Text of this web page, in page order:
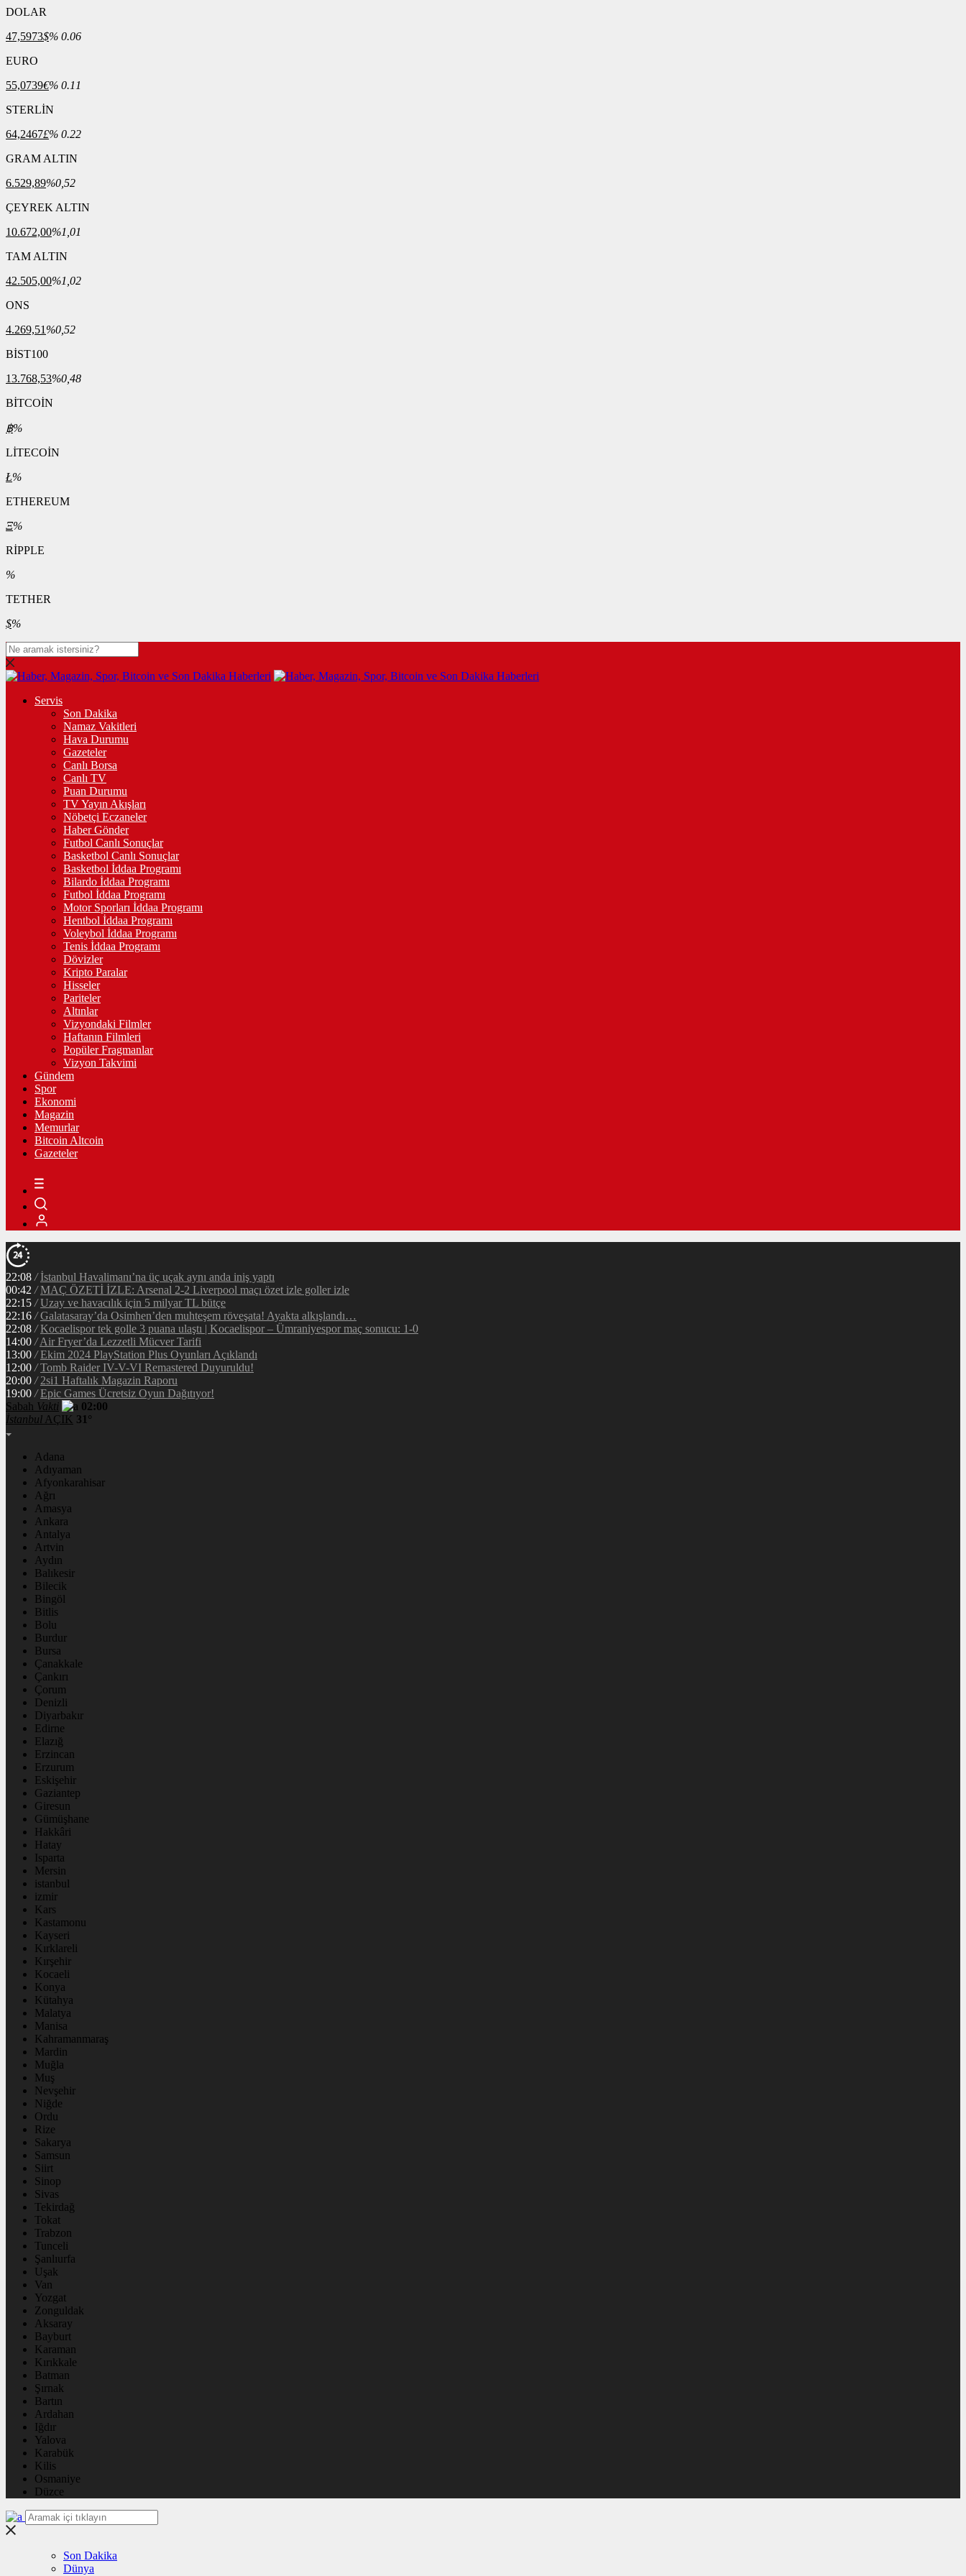
DOLAR
47,5973$% 0.06
EURO
55,0739€% 0.11
STERLİN
64,2467£% 0.22
GRAM ALTIN
6.529,89%0,52
ÇEYREK ALTIN
10.672,00%1,01
TAM ALTIN
42.505,00%1,02
ONS
4.269,51 %0,52
BİST100
13.768,53%0,48
BİTCOİN
฿%
LİTECOİN
Ł%
ETHEREUM
Ξ%
RİPPLE
%
TETHER
$%
Servis
Son Dakika
Namaz Vakitleri
Hava Durumu
Gazeteler
Canlı Borsa
Canlı TV
Puan Durumu
TV Yayın Akışları
Nöbetçi Eczaneler
Haber Gönder
Futbol Canlı Sonuçlar
Basketbol Canlı Sonuçlar
Basketbol İddaa Programı
Bilardo İddaa Programı
Futbol İddaa Programı
Motor Sporları İddaa Programı
Hentbol İddaa Programı
Voleybol İddaa Programı
Tenis İddaa Programı
Dövizler
Kripto Paralar
Hisseler
Pariteler
Altınlar
Vizyondaki Filmler
Haftanın Filmleri
Popüler Fragmanlar
Vizyon Takvimi
Gündem
Spor
Ekonomi
Magazin
Memurlar
Bitcoin Altcoin
Gazeteler
22:08 / İstanbul Havalimanı’na üç uçak aynı anda iniş yaptı
00:42 / MAÇ ÖZETİ İZLE: Arsenal 2-2 Liverpool maçı özet izle goller izle
22:15 / Uzay ve havacılık için 5 milyar TL bütçe
22:16 / Galatasaray’da Osimhen’den muhteşem röveşata! Ayakta alkışlandı…
22:08 / Kocaelispor tek golle 3 puana ulaştı | Kocaelispor – Ümraniyespor maç sonucu: 1-0
14:00 / Air Fryer’da Lezzetli Mücver Tarifi
13:00 / Ekim 2024 PlayStation Plus Oyunları Açıklandı
12:00 / Tomb Raider IV-V-VI Remastered Duyuruldu!
20:00 / 2si1 Haftalık Magazin Raporu
19:00 / Epic Games Ücretsiz Oyun Dağıtıyor!
Sabah Vakti
02:00
İstanbul AÇIK 31°
Adana
Adıyaman
Afyonkarahisar
Ağrı
Amasya
Ankara
Antalya
Artvin
Aydın
Balıkesir
Bilecik
Bingöl
Bitlis
Bolu
Burdur
Bursa
Çanakkale
Çankırı
Çorum
Denizli
Diyarbakır
Edirne
Elazığ
Erzincan
Erzurum
Eskişehir
Gaziantep
Giresun
Gümüşhane
Hakkâri
Hatay
Isparta
Mersin
istanbul
izmir
Kars
Kastamonu
Kayseri
Kırklareli
Kırşehir
Kocaeli
Konya
Kütahya
Malatya
Manisa
Kahramanmaraş
Mardin
Muğla
Muş
Nevşehir
Niğde
Ordu
Rize
Sakarya
Samsun
Siirt
Sinop
Sivas
Tekirdağ
Tokat
Trabzon
Tunceli
Şanlıurfa
Uşak
Van
Yozgat
Zonguldak
Aksaray
Bayburt
Karaman
Kırıkkale
Batman
Şırnak
Bartın
Ardahan
Iğdır
Yalova
Karabük
Kilis
Osmaniye
Düzce
Son Dakika
Dünya